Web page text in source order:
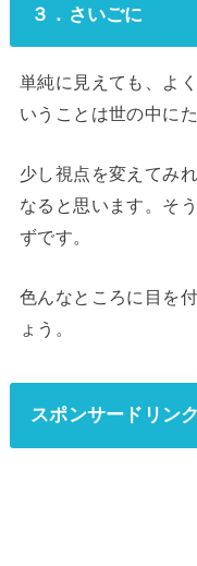
３．さいごに
単純に見えても、よ
いうことは世の中に
少し視点を変えてみ
なると思います。そ
ずです。
色んなところに目を
ょう。
スポンサードリンク